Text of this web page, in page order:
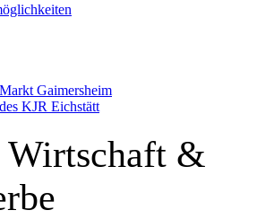
Gaimersheim
KJR Eichstätt
Wirtschaft &